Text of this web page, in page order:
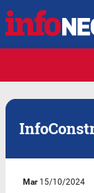
Mar15/10/2024